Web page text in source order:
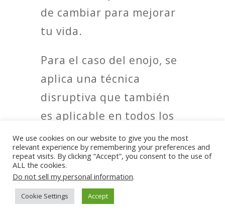
de cambiar para mejorar
tu vida.
Para el caso del enojo, se
aplica una técnica
disruptiva que también
es aplicable en todos los
otros casos que
mencioné. Sucede que
aquí debería bastar con
detenerte, respirar
profundo, contar hasta 10
We use cookies on our website to give you the most
relevant experience by remembering your preferences and
repeat visits. By clicking “Accept”, you consent to the use of
ALL the cookies.
Do not sell my personal information.
Cookie Settings Accept